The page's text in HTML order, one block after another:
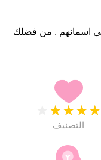
★
★
★
★
التصنيف